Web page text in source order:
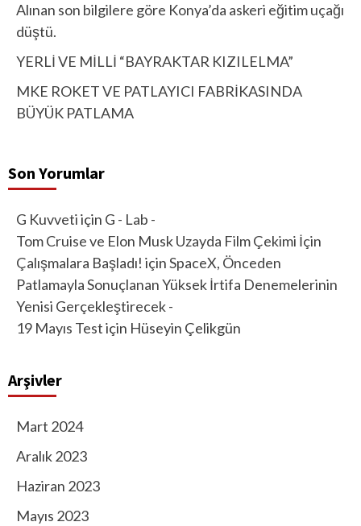
Alınan son bilgilere göre Konya’da askeri eğitim uçağı
düştü.
YERLİ VE MİLLİ “BAYRAKTAR KIZILELMA”
MKE ROKET VE PATLAYICI FABRİKASINDA
BÜYÜK PATLAMA
Son Yorumlar
G Kuvvetiiçin G - Lab -
Tom Cruise ve Elon Musk Uzayda Film Çekimi İçin
Çalışmalara Başladı! içinSpaceX, Önceden
Patlamayla Sonuçlanan Yüksek İrtifa Denemelerinin
Yenisi Gerçekleştirecek -
19 Mayıs Testiçin Hüseyin Çelikgün
Arşivler
Mart 2024
Aralık 2023
Haziran 2023
Mayıs 2023